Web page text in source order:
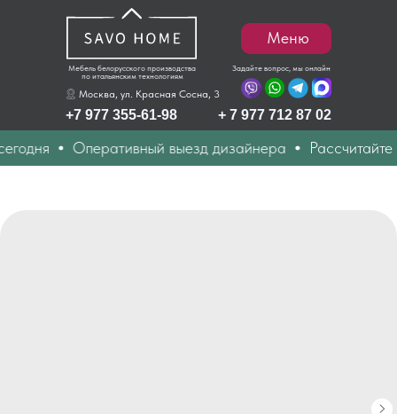
Мебель белорусского производства
по итальянским технологиям
+7 977 355-61-98
Задайте вопрос, мы онлайн
Москва, ул. Красная Сосна, 3
+ 7 977 712 87 02
Меню
Оперативный выезд дизайнера Рассчитайте